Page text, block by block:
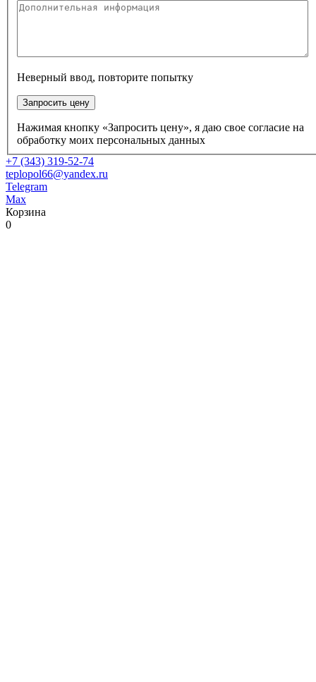
Неверный ввод, повторите попытку
Запросить цену
Нажимая кнопку «Запросить цену», я даю свое согласие на
обработку моих персональных данных
+7 (343) 319-52-74
teplopol66@yandex.ru
Telegram
Max
Корзина
0